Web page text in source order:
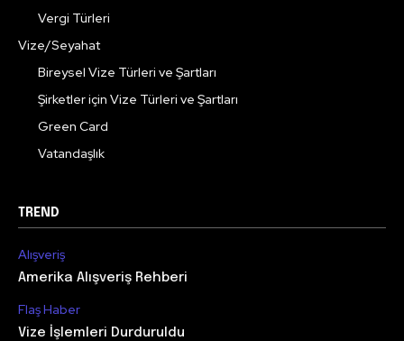
Vergi Türleri
Vize/Seyahat
Bireysel Vize Türleri ve Şartları
Şirketler için Vize Türleri ve Şartları
Green Card
Vatandaşlık
TREND
Alışveriş
Amerika Alışveriş Rehberi
Flaş Haber
Vize İşlemleri Durduruldu